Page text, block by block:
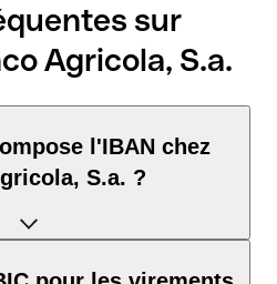
sur
Agricola, S.a.
l'IBAN chez
S.a. ?
exactement de 28 caractères